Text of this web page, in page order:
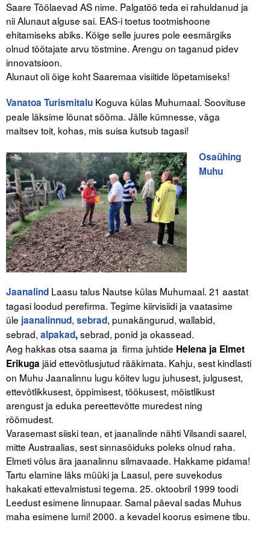
Saare Töölaevad AS nime. Palgatöö teda ei rahuldanud ja
nii Alunaut alguse sai. EAS-i toetus tootmishoone
ehitamiseks abiks. Kõige selle juures pole eesmärgiks
olnud töötajate arvu tõstmine. Arengu on taganud pidev
innovatsioon.
Alunaut oli õige koht Saaremaa visiitide lõpetamiseks!
Vanatoa Turismitalu Koguva külas Muhumaal. Soovituse
peale läksime lõunat sööma. Jälle kümnesse, väga
maitsev toit, kohas, mis suisa kutsub tagasi!
Osaühing
Muhu
Jaanalind Laasu talus Nautse külas Muhumaal. 21 aastat
tagasi loodud perefirma. Tegime kiirvisiidi ja vaatasime
üle jaanalinnud, sebrad, punakängurud, wallabid,
sebrad, alpakad,sebrad, ponid ja okassead.
Aeg hakkas otsa saama ja firma juhtide Helena ja Elmet
Erikuga jäid ettevõtlusjutud rääkimata. Kahju, sest kindlasti
on Muhu Jaanalinnu lugu köitev lugu juhusest, julgusest,
ettevõtlikkusest, õppimisest, töökusest, mõistlikust
arengust ja eduka pereettevõtte muredest ning
rõõmudest.
Varasemast siiski tean, et jaanalinde nähti Vilsandi saarel,
mitte Austraalias, sest sinnasõiduks poleks olnud raha.
Elmeti võlus ära jaanalinnu silmavaade. Hakkame pidama!
Tartu elamine läks müüki ja Laasul, pere suvekodus
hakakati ettevalmistusi tegema. 25. oktoobril 1999 toodi
Leedust esimene linnupaar. Samal päeval sadas Muhus
maha esimene lumi! 2000. a kevadel koorus esimene tibu.